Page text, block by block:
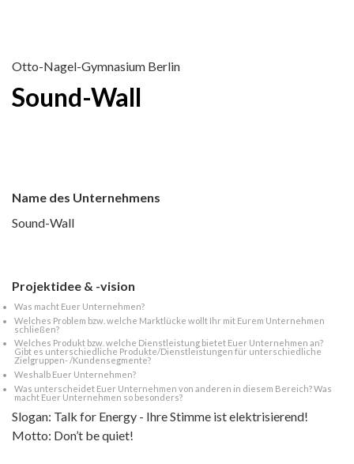
Otto-Nagel-Gymnasium Berlin
Sound-Wall
Name des Unternehmens
Sound-Wall
Projektidee & -vision
Was macht Euer Unternehmen?
Welches Problem bzw. welche Marktlücke wollt Ihr mit Eurem Unternehmen
schließen?
Welches Produkt bzw. welche Dienstleistung bietet Euer Unternehmen an?
Gibt es unterschiedliche Produkte/Dienstleistungen für unterschiedliche
Zielgruppen- /Kundensegmente?
Weshalb Euer Unternehmen?
Was unterscheidet Euer Unternehmen von anderen in diesem Bereich? Was
macht Euer Unternehmen so besonders?
Slogan: Talk for Energy - Ihre Stimme ist elektrisierend!
Motto: Don’t be quiet!